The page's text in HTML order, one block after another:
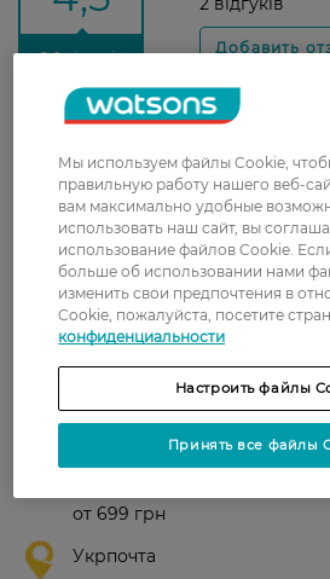
З 2 відгуків
Раїса
29 марта, 2024
Для моєї сухої
при вмиванні
ніби плівки
Богдана
Дуже приємний
натуральний
вистачає. Шкіра
Новая почта
от 699 грн
Укрпочта
Мы используем файлы Cookie,
правильную работу нашего веб-
вам максимально удобные
использовать наш сайт, вы
использование файлов Cookie.
больше об использовании нами
изменить свои предпочтения в
Cookie, пожалуйста, посетите
конфиденциальности
Настроить файлы
Принять все файлы